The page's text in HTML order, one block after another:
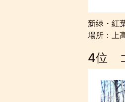
新緑・紅
場所：上
4位